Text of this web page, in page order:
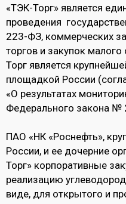
«ТЭК-Торг» является
проведения
223-ФЗ, коммерческих
торгов и закупок
Торг является
площадкой России
«О результатах
Федерального закона №
ПАО «НК «Роснефть»,
России, и ее дочерние
Торг» корпоративные
реализацию
виде, для открытого и